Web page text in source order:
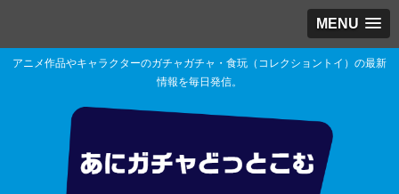
MENU
アニメ作品やキャラクターのガチャガチャ・食玩（コレクショントイ）の最新
情報を毎日発信。